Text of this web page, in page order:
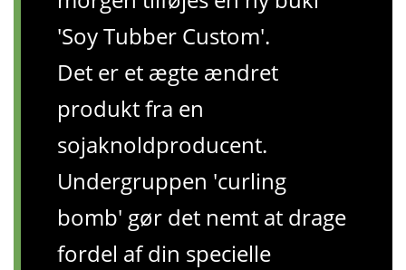
'Soy Tubber Custom'.
Det er et ægte ændret
produkt fra en
sojaknoldproducent.
Undergruppen 'curling
bomb' gør det nemt at drage
fordel af din specielle